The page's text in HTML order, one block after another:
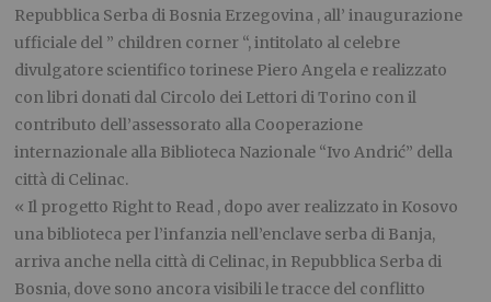
Repubblica Serba di Bosnia Erzegovina , all’ inaugurazione
ufficiale del ” children corner “, intitolato al celebre
divulgatore scientifico torinese Piero Angela e realizzato
con libri donati dal Circolo dei Lettori di Torino con il
contributo dell’assessorato alla Cooperazione
internazionale alla Biblioteca Nazionale “Ivo Andrić” della
città di Celinac.
« Il progetto Right to Read , dopo aver realizzato in Kosovo
una biblioteca per l’infanzia nell’enclave serba di Banja,
arriva anche nella città di Celinac, in Repubblica Serba di
Bosnia, dove sono ancora visibili le tracce del conflitto